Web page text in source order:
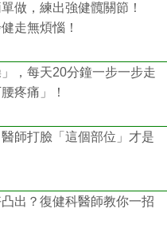
做，練出強健髖關節！
走無煩惱！
，每天20分鐘一步一步走
疼痛」！
師打臉「這個部位」才是
出？復健科醫師教你一招